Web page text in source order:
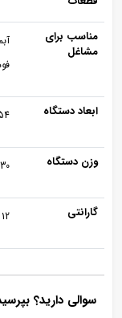
مناسب برای
مشاغل
ابعاد دستگاه 54 * 78 * 150
وزن دستگاه 130
گارانتی 12 ماه
سوالی دارید؟